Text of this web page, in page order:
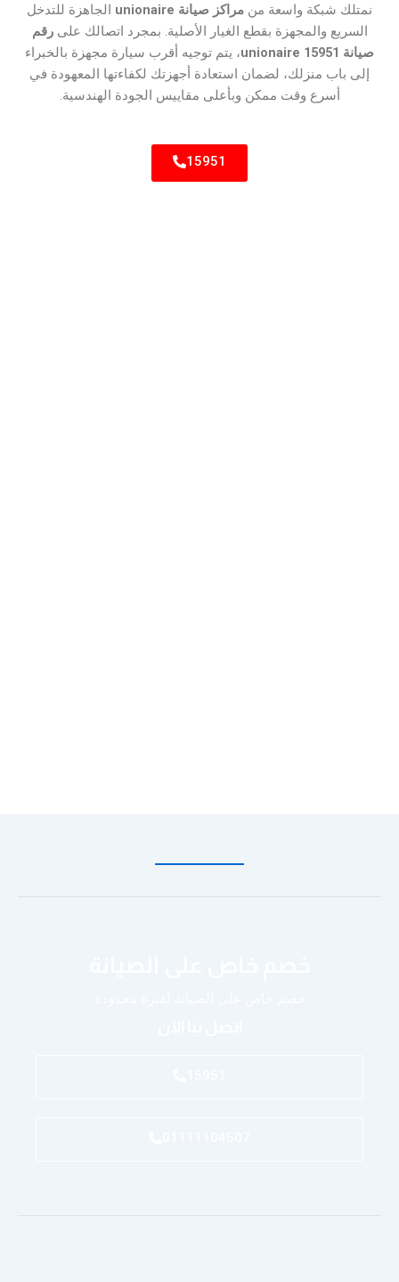
نمتلك شبكة واسعة من مراكز صيانة unionaire
الجاهزة للتدخل
السريع والمجهزة بقطع الغيار الأصلية. بمجرد اتصالك علىرقم
صيانة unionaire 15951
، يتم توجيه أقرب سيارة مجهزة بالخبراء
إلى باب منزلك، لضمان استعادة أجهزتك لكفاءتها المعهودة في
أسرع وقت ممكن وبأعلى مقاييس الجودة الهندسية.
15951